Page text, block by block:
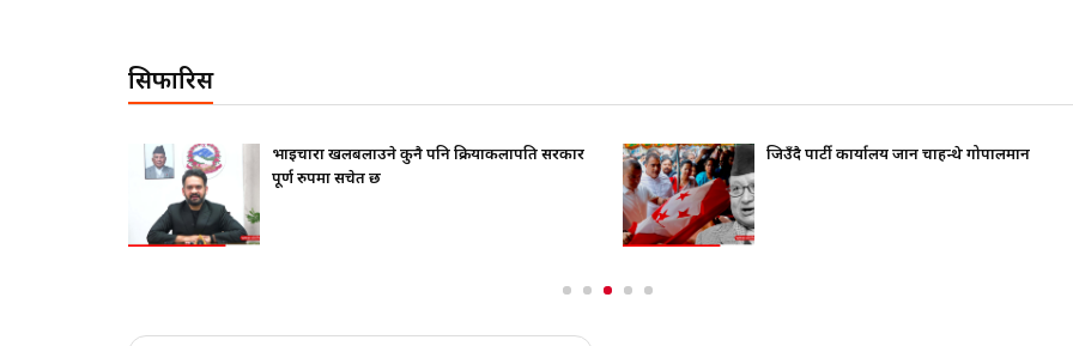
सिफारिस
भाइचारा खलबलाउने कुनै पनि क्रियाकलापप्रति सरकार
पूर्ण रुपमा सचेत छ
जिउँदै पार्टी कार्यालय जान चाहन्थे गोपालमान